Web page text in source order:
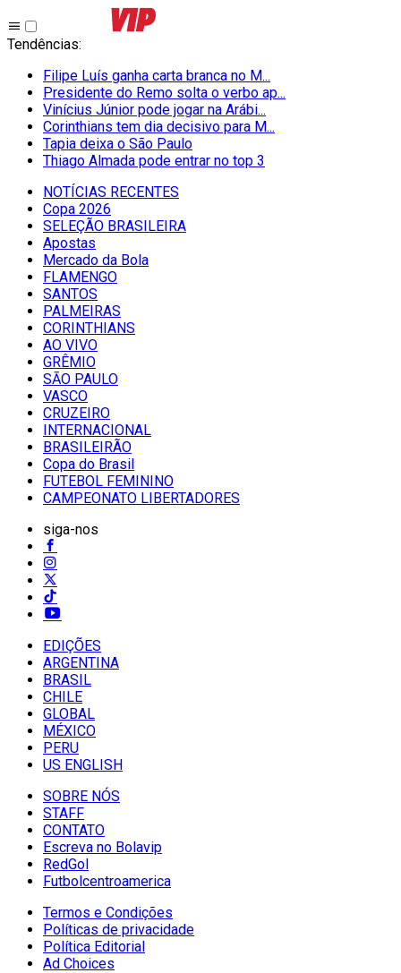
Tendências:
Filipe Luís ganha carta branca no M...
Presidente do Remo solta o verbo ap...
Vinícius Júnior pode jogar na Arábi...
Corinthians tem dia decisivo para M...
Tapia deixa o São Paulo
Thiago Almada pode entrar no top 3
NOTÍCIAS RECENTES
Copa 2026
SELEÇÃO BRASILEIRA
Apostas
Mercado da Bola
FLAMENGO
SANTOS
PALMEIRAS
CORINTHIANS
AO VIVO
GRÊMIO
SĀO PAULO
VASCO
CRUZEIRO
INTERNACIONAL
BRASILEIRÃO
Copa do Brasil
FUTEBOL FEMININO
CAMPEONATO LIBERTADORES
siga-nos
EDIÇÕES
ARGENTINA
BRASIL
CHILE
GLOBAL
MÉXICO
PERU
US ENGLISH
SOBRE NÓS
STAFF
CONTATO
Escreva no Bolavip
RedGol
Futbolcentroamerica
Termos e Condições
Políticas de privacidade
Política Editorial
Ad Choices